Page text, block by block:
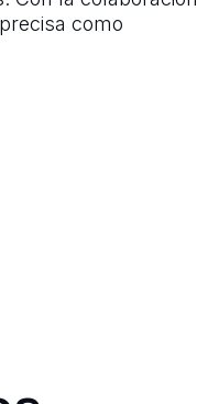
como